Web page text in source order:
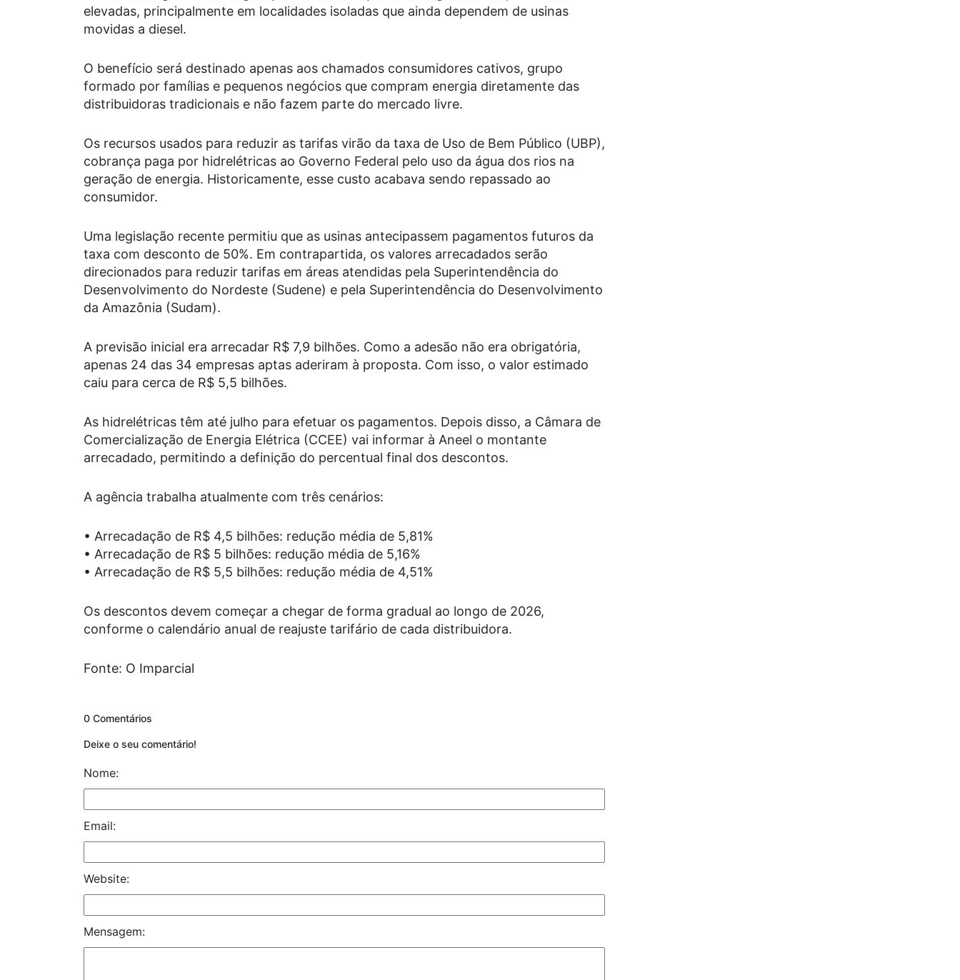
elevadas, principalmente em localidades isoladas que ainda dependem de usinas
movidas a diesel.
O benefício será destinado apenas aos chamados consumidores cativos, grupo
formado por famílias e pequenos negócios que compram energia diretamente das
distribuidoras tradicionais e não fazem parte do mercado livre.
Os recursos usados para reduzir as tarifas virão da taxa de Uso de Bem Público (UBP),
cobrança paga por hidrelétricas ao Governo Federal pelo uso da água dos rios na
geração de energia. Historicamente, esse custo acabava sendo repassado ao
consumidor.
Uma legislação recente permitiu que as usinas antecipassem pagamentos futuros da
taxa com desconto de 50%. Em contrapartida, os valores arrecadados serão
direcionados para reduzir tarifas em áreas atendidas pela Superintendência do
Desenvolvimento do Nordeste (Sudene) e pela Superintendência do Desenvolvimento
da Amazônia (Sudam).
A previsão inicial era arrecadar R$ 7,9 bilhões. Como a adesão não era obrigatória,
apenas 24 das 34 empresas aptas aderiram à proposta. Com isso, o valor estimado
caiu para cerca de R$ 5,5 bilhões.
As hidrelétricas têm até julho para efetuar os pagamentos. Depois disso, a Câmara de
Comercialização de Energia Elétrica (CCEE) vai informar à Aneel o montante
arrecadado, permitindo a definição do percentual final dos descontos.
A agência trabalha atualmente com três cenários:
• Arrecadação de R$ 4,5 bilhões: redução média de 5,81%
• Arrecadação de R$ 5 bilhões: redução média de 5,16%
• Arrecadação de R$ 5,5 bilhões: redução média de 4,51%
Os descontos devem começar a chegar de forma gradual ao longo de 2026,
conforme o calendário anual de reajuste tarifário de cada distribuidora.
Fonte: O Imparcial
0 Comentários
Deixe o seu comentário!
Nome:
Email:
Website:
Mensagem: